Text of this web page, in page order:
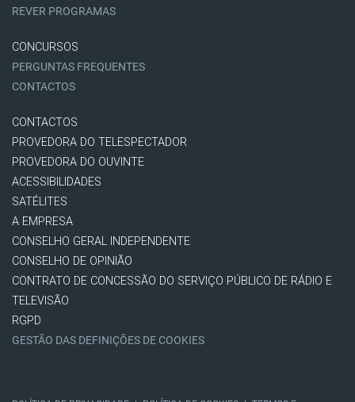
REVER PROGRAMAS
CONCURSOS
PERGUNTAS FREQUENTES
CONTACTOS
CONTACTOS
PROVEDORA DO TELESPECTADOR
PROVEDORA DO OUVINTE
ACESSIBILIDADES
SATÉLITES
A EMPRESA
CONSELHO GERAL INDEPENDENTE
CONSELHO DE OPINIÃO
CONTRATO DE CONCESSÃO DO SERVIÇO PÚBLICO DE RÁDIO E
TELEVISÃO
RGPD
GESTÃO DAS DEFINIÇÕES DE COOKIES